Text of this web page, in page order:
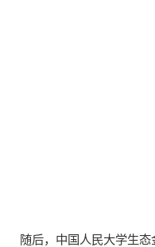
随后，中国人民大学生